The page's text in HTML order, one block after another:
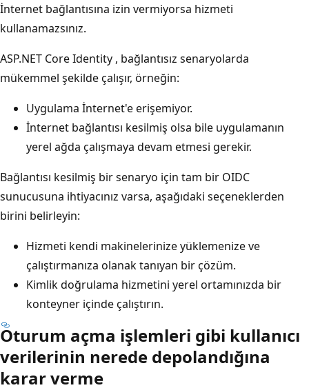
İnternet bağlantısına izin vermiyorsa hizmeti
kullanamazsınız.
ASP.NET Core Identity , bağlantısız senaryolarda
mükemmel şekilde çalışır, örneğin:
Uygulama İnternet'e erişemiyor.
İnternet bağlantısı kesilmiş olsa bile uygulamanın
yerel ağda çalışmaya devam etmesi gerekir.
Bağlantısı kesilmiş bir senaryo için tam bir OIDC
sunucusuna ihtiyacınız varsa, aşağıdaki seçeneklerden
birini belirleyin:
Hizmeti kendi makinelerinize yüklemenize ve
çalıştırmanıza olanak tanıyan bir çözüm.
Kimlik doğrulama hizmetini yerel ortamınızda bir
konteyner içinde çalıştırın.
Oturum açma işlemleri gibi kullanıcı
verilerinin nerede depolandığına
karar verme